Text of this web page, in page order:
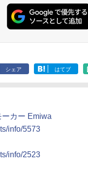
シェア はてブ
カー Emiwa
info/5573
info/2523